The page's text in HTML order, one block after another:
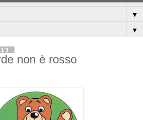
▼
▼
non è rosso